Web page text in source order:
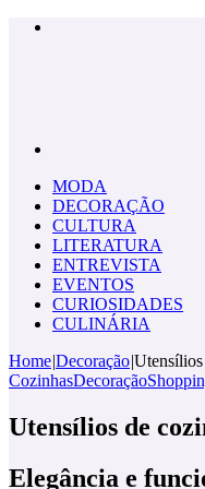
MODA
DECORAÇÃO
CULTURA
LITERATURA
ENTREVISTA
EVENTOS
CURIOSIDADES
CULINÁRIA
Home|Decoração|Utensílios
CozinhasDecoração
Utensílios de
Elegância e